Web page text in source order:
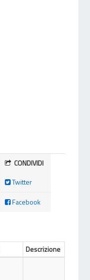
CONDIVIDI
Twitter
Facebook
Descrizione